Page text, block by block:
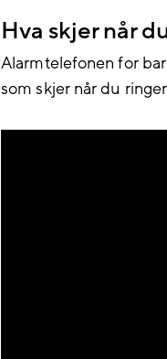
Hva skjer når
Alarmtelefonen for
som skjer når du